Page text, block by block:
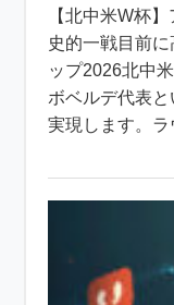
【北中米W杯
史的一戦目前
ップ2026北中
ボベルデ代表
実現します。